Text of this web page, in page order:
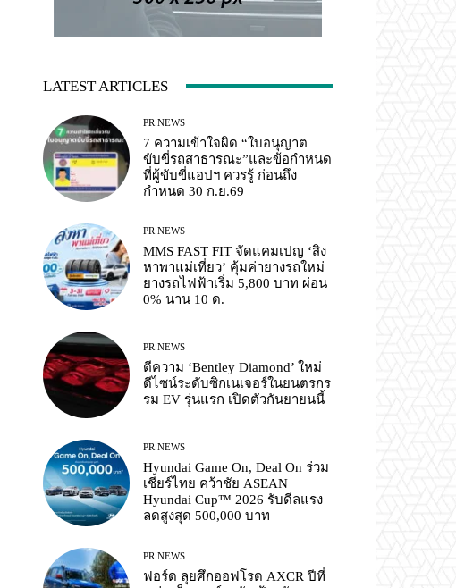
LATEST ARTICLES
PR NEWS
7 ความเข้าใจผิด “ใบอนุญาต
ขับขี่รถสาธารณะ”และข้อกำหนด
ที่ผู้ขับขี่แอปฯ ควรรู้ ก่อนถึง
กำหนด 30 ก.ย.69
PR NEWS
MMS FAST FIT จัดแคมเปญ ‘สิง
หาพาแม่เที่ยว’ คุ้มค่ายางรถใหม่
ยางรถไฟฟ้าเริ่ม 5,800 บาท ผ่อน
0% นาน 10 ด.
PR NEWS
ตีความ ‘Bentley Diamond’ ใหม่
ดีไซน์ระดับซิกเนเจอร์ในยนตรกร
รม EV รุ่นแรก เปิดตัวกันยายนนี้
PR NEWS
Hyundai Game On, Deal On ร่วม
เชียร์ไทย คว้าชัย ASEAN
Hyundai Cup™ 2026 รับดีลแรง
ลดสูงสุด 500,000 บาท
PR NEWS
ฟอร์ด ลุยศึกออฟโรด AXCR ปีที่